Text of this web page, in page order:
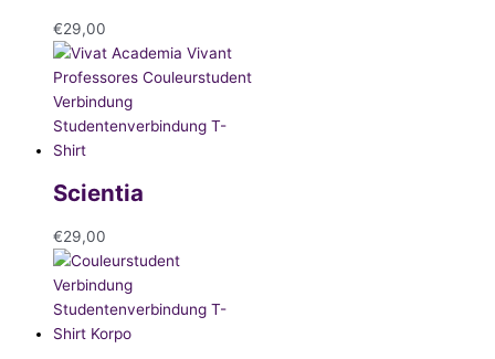
€29,00
Scientia
€29,00